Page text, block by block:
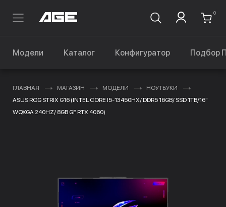
0
Модели Каталог Конфигуратор Подбор
ГЛАВНАЯ МАГАЗИН МОДЕЛИ
НОУТБУКИ
ASUS ROG STRIX G16 (INTEL CORE I5-13450HX/ DDR5 16GB/ SSD 1TB/16"
WQXGA 240HZ/ 8GB GF RTX 4060)